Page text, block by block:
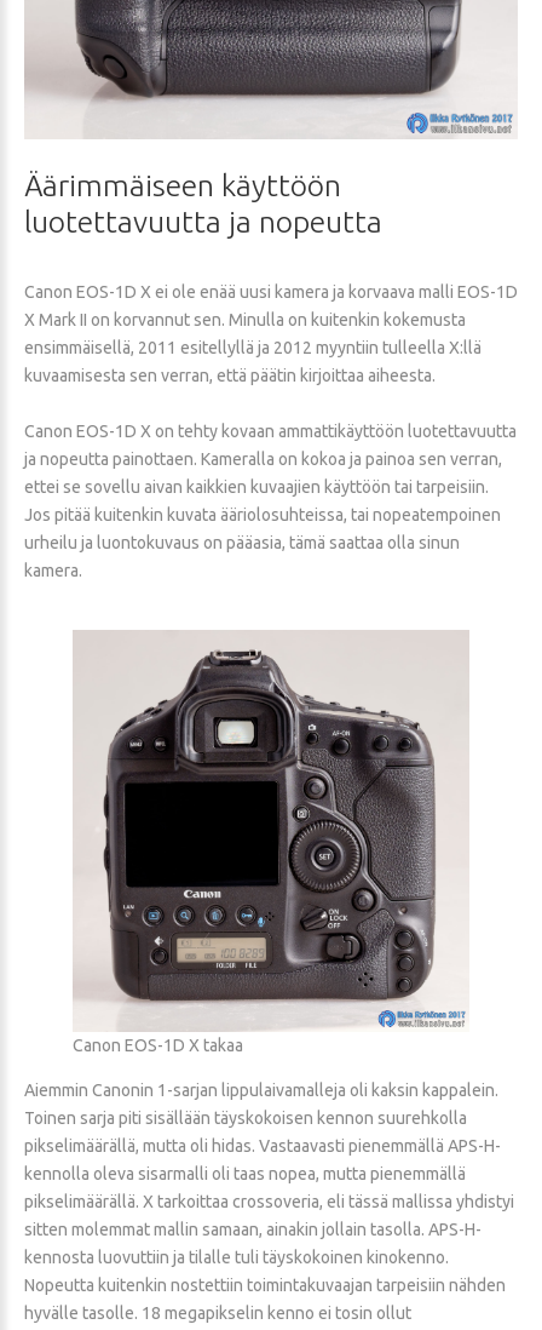
Äärimmäiseen käyttöön
luotettavuutta ja nopeutta
Canon EOS-1D X ei ole enää uusi kamera ja korvaava malli EOS-1D
X Mark II on korvannut sen. Minulla on kuitenkin kokemusta
ensimmäisellä, 2011 esitellyllä ja 2012 myyntiin tulleella X:llä
kuvaamisesta sen verran, että päätin kirjoittaa aiheesta.
Canon EOS-1D X on tehty kovaan ammattikäyttöön luotettavuutta
ja nopeutta painottaen. Kameralla on kokoa ja painoa sen verran,
ettei se sovellu aivan kaikkien kuvaajien käyttöön tai tarpeisiin.
Jos pitää kuitenkin kuvata ääriolosuhteissa, tai nopeatempoinen
urheilu ja luontokuvaus on pääasia, tämä saattaa olla sinun
kamera.
Canon EOS-1D X takaa
Aiemmin Canonin 1-sarjan lippulaivamalleja oli kaksin kappalein.
Toinen sarja piti sisällään täyskokoisen kennon suurehkolla
pikselimäärällä, mutta oli hidas. Vastaavasti pienemmällä APS-H-
kennolla oleva sisarmalli oli taas nopea, mutta pienemmällä
pikselimäärällä. X tarkoittaa crossoveria, eli tässä mallissa yhdistyi
sitten molemmat mallin samaan, ainakin jollain tasolla. APS-H-
kennosta luovuttiin ja tilalle tuli täyskokoinen kinokenno.
Nopeutta kuitenkin nostettiin toimintakuvaajan tarpeisiin nähden
hyvälle tasolle. 18 megapikselin kenno ei tosin ollut